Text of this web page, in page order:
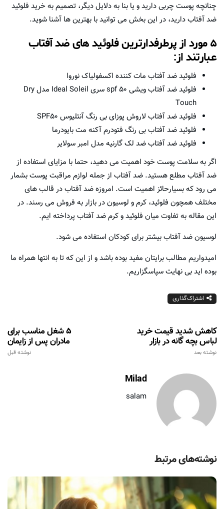
چنانچه پوست چربی دارید و یا بنا به دلایل دیگر، تصمیم به خرید فلوئید
ضد آفتاب دارید، در این بخش می توانید با بهترین ها آشنا شوید.
۵ مورد از پرطرفدارترین فلوئید های ضد آفتاب
عبارتند از:
فلوئید ضد آفتاب مات کننده اکسفولیاک نوروا
فلوئید ضد آفتاب ویشی spf 50 سری Ideal Soleil مدل Dry
Touch
فلوئید ضد آفتاب لاروش پوزای بی رنگ آنتلیوس SPF50
فلوئید ضد آفتاب بی رنگ فتودرم آکنه مت بایودرما
فلوئید ضد آفتاب ضد لک گارنیه مدل امبر سولایر
اگر به سلامت پوست خود اهمیت می دهید، حتما با مزایای استفاده از
ضد آفتاب مطلع هستید. ضد آفتاب از جمله لوازم مراقبت پوست بشمار
می رود که بسیارحائز اهمیت است. امروزه ضد آفتاب در قالب های
مختلف همچون فلوئید، کرم و لوسیون در بازار به فروش می رسند. در
این مقاله به تفاوت میان فلوئید و کرم ضد آفتاب پرداخته ایم.
لوسیون ضد آفتاب بیشتر برای کودکان استفاده می شود.
امیدواریم مطالب برایتان مفید بوده باشد و از این که تا به انتها همراه ما
بوده اید بی نهایت سپاسگزاریم.
اشتراک‌گذاری
5 شغل مناسب برای
مادران پس از زایمان
نوشته قبل
کاهش شدید قیمت خرید
لباس بچه گانه در بازار
نوشته بعد
Milad
salam
نوشته‌های مرتبط